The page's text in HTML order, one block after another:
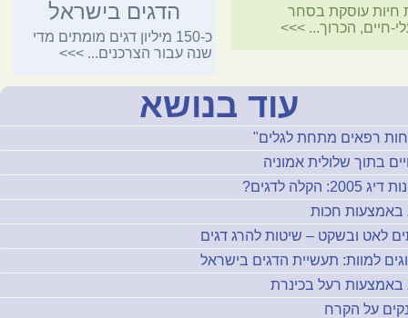
חיות עוסקת בסחר
חיים, הכרוך... >>>
הדגים בישראל
כ-150 מיליון דגים מומתים מדי
שנה עבור הצרכנים... >>>
עוד בנושא
רפאים מתחת לגלים"
בתוך שלולית אמוניה
2005: הקלה לדגים?
באמצעות חכות
לאט ובשקט – שיטות להרג דגים
למוות: תעשיית הדגים בישראל
באמצעות רעל בכינרת
על הקרח